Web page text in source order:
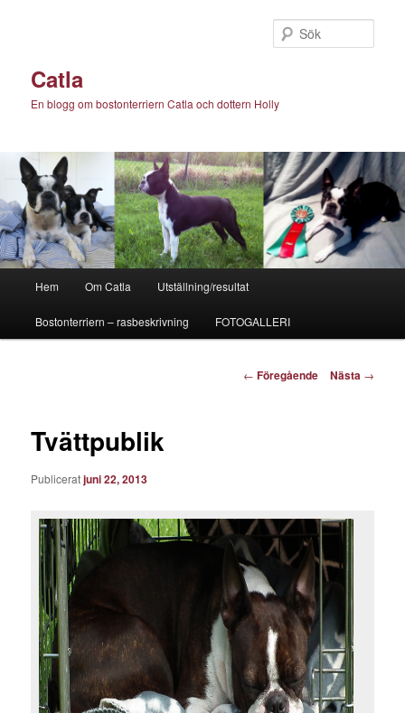
Catla
En blogg om bostonterriern Catla och dottern Holly
Hem Om Catla Utställning/resultat
Bostonterriern – rasbeskrivning FOTOGALLERI
Inläggsnavigering
← Föregående Nästa →
Tvättpublik
Publiceratjuni 22, 2013